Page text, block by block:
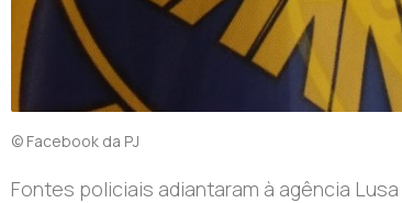
© Facebook da PJ
Fontes policiais adiantaram à agência